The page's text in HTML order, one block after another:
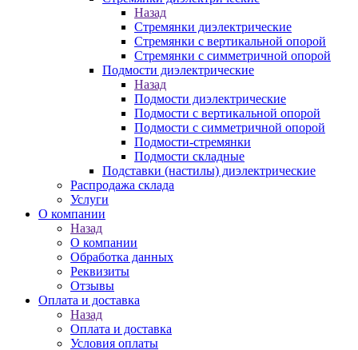
Назад
Стремянки диэлектрические
Стремянки с вертикальной опорой
Стремянки с симметричной опорой
Подмости диэлектрические
Назад
Подмости диэлектрические
Подмости с вертикальной опорой
Подмости с симметричной опорой
Подмости-стремянки
Подмости складные
Подставки (настилы) диэлектрические
Распродажа склада
Услуги
О компании
Назад
О компании
Обработка данных
Реквизиты
Отзывы
Оплата и доставка
Назад
Оплата и доставка
Условия оплаты